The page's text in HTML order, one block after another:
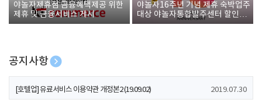
야놀자제휴점 금융혜택제공 위한
제휴 및 금융서비스 게시
야놀자16주년 기념 제휴 숙박업주
대상 야놀자통합발주센터 할인쿠
폰 증정
공지사항
[호텔업] 개인정보 처리방침 개정본1 (19.09.02)
[호텔업] 유료서비스 이용약관 개정본2 (19.09.02) 2019.07.30